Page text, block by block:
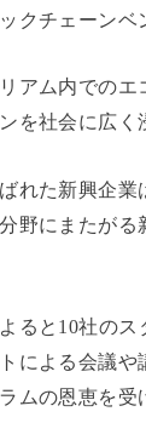
クチェーンベ
アム内での
を社会に広く
れた新興企業
野にまたが
ると10社の
による会議や
ムの恩恵を受